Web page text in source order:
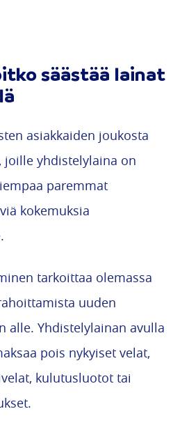
säästää lainat
asiakkaiden joukosta
joille yhdistelylaina on
paremmat
kokemuksia
tarkoittaa olemassa
uuden
alle. Yhdistelylainan avulla
pois nykyiset velat,
kulutusluotot tai